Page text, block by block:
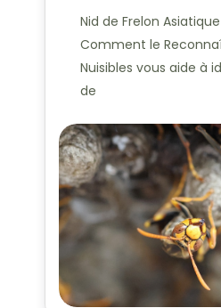
Nid de Frelon
Comment le
Nuisibles vous aide à
de